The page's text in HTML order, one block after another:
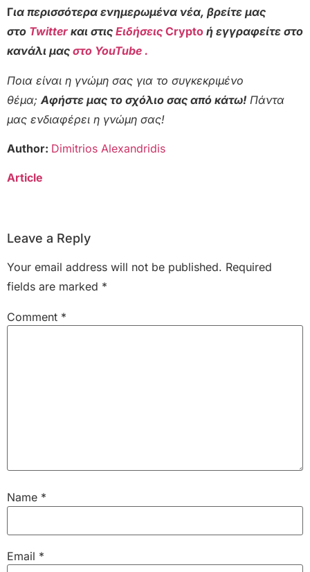
Για περισσότερα ενημερωμένα νέα, βρείτε μας
στο Twitter και στις Ειδήσεις Crypto ή εγγραφείτε στο
κανάλι μας στο YouTube .
Ποια είναι η γνώμη σας για το συγκεκριμένο
θέμα; Αφήστε μας το σχόλιο σας από κάτω! Πάντα
μας ενδιαφέρει η γνώμη σας!
Author: Dimitrios Alexandridis
Article
Leave a Reply
Your email address will not be published. Required
fields are marked *
Comment *
Name *
Email *